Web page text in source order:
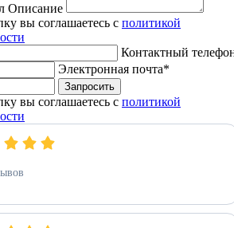
Описание
вы соглашаетесь с политикой
Контактный
Электронная почта*
Запросить
вы соглашаетесь с политикой